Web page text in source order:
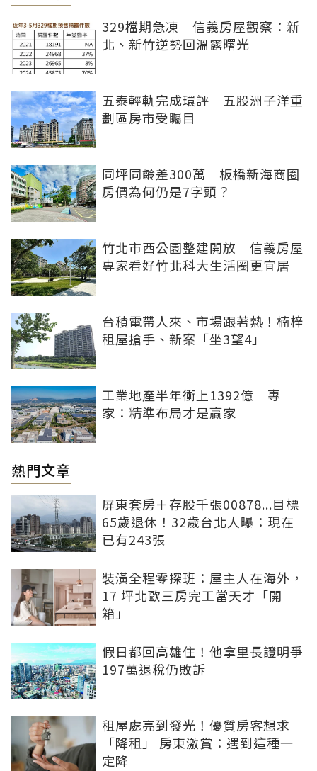
329檔期急凍 信義房屋觀察：新
北、新竹逆勢回溫露曙光
五泰輕軌完成環評 五股洲子洋重
劃區房市受矚目
同坪同齡差300萬 板橋新海商圈
房價為何仍是7字頭？
竹北市西公園整建開放 信義房屋
專家看好竹北科大生活圈更宜居
台積電帶人來、市場跟著熱！楠梓
租屋搶手、新案「坐3望4」
工業地產半年衝上1392億 專
家：精準布局才是贏家
熱門文章
屏東套房＋存股千張00878...目標
65歲退休！32歲台北人曝：現在
已有243張
裝潢全程零探班：屋主人在海外，
17 坪北歐三房完工當天才「開
箱」
假日都回高雄住！他拿里長證明爭
197萬退稅仍敗訴
租屋處亮到發光！優質房客想求
「降租」 房東激賞：遇到這種一
定降